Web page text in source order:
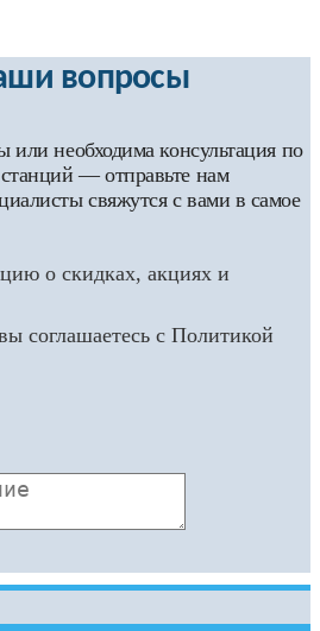
вопросы
или необходима консультация по
— отправьте нам
свяжутся с вами в самое
о скидках, акциях и
соглашаетесь с Политикой